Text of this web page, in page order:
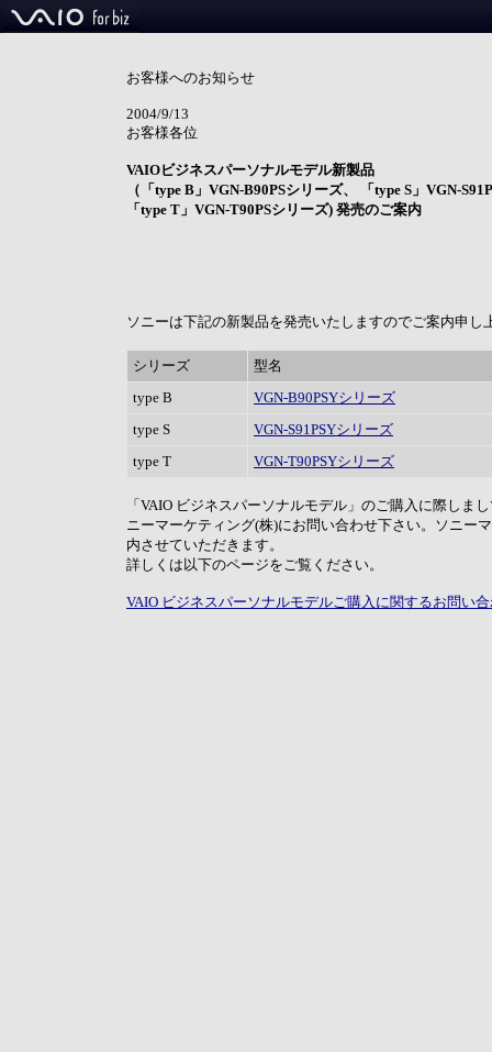
お客様へのお知らせ
2004/9/13
お客様各位
VAIOビジネスパーソナルモデル新製品
（「type B」VGN-B90PSシリーズ、 「type S」VGN-
「type T」VGN-T90PSシリーズ) 発売のご案内
ソニーは下記の新製品を発売いたしますのでご案内申し
シリーズ
型名
type B
VGN-B90PSYシリーズ
type S
VGN-S91PSYシリーズ
type T
VGN-T90PSYシリーズ
「VAIO ビジネスパーソナルモデル」のご購入に際しま
ニーマーケティング(株)にお問い合わせ下さい。ソニー
内させていただきます。
詳しくは以下のページをご覧ください。
VAIO ビジネスパーソナルモデルご購入に関するお問い